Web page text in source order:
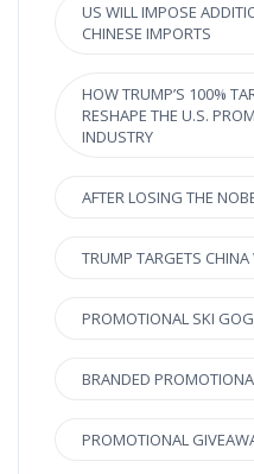
US WILL IMPOSE
CHINESE IMPORTS
HOW TRUMP’S 100%
RESHAPE THE U.S.
INDUSTRY
AFTER LOSING THE
TRUMP TARGETS
PROMOTIONAL SKI
BRANDED
PROMOTIONAL